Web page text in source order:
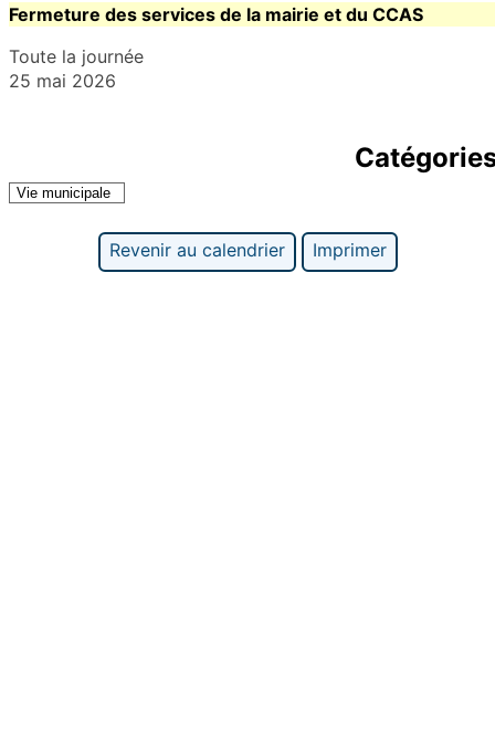
Fermeture des services de la mairie et du CCAS
Toute la journée
25 mai 2026
Vie municipale
Revenir au calendrier Imprimer